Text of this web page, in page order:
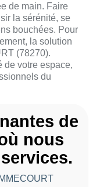
de main. Faire
la sérénité, se
bouchées. Pour
la solution
(78270).
de votre espace,
du
de
nous